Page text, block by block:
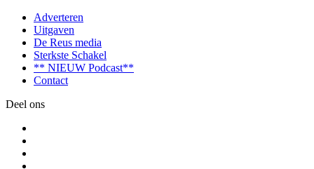
Adverteren
Uitgaven
De Reus media
Sterkste Schakel
** NIEUW Podcast**
Contact
Deel ons